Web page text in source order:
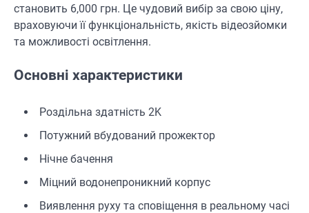
становить 6,000 грн. Це чудовий вибір за свою ціну,
враховуючи її функціональність, якість відеозйомки
та можливості освітлення.
Основні характеристики
Роздільна здатність 2K
Потужний вбудований прожектор
Нічне бачення
Міцний водонепроникний корпус
Виявлення руху та сповіщення в реальному часі